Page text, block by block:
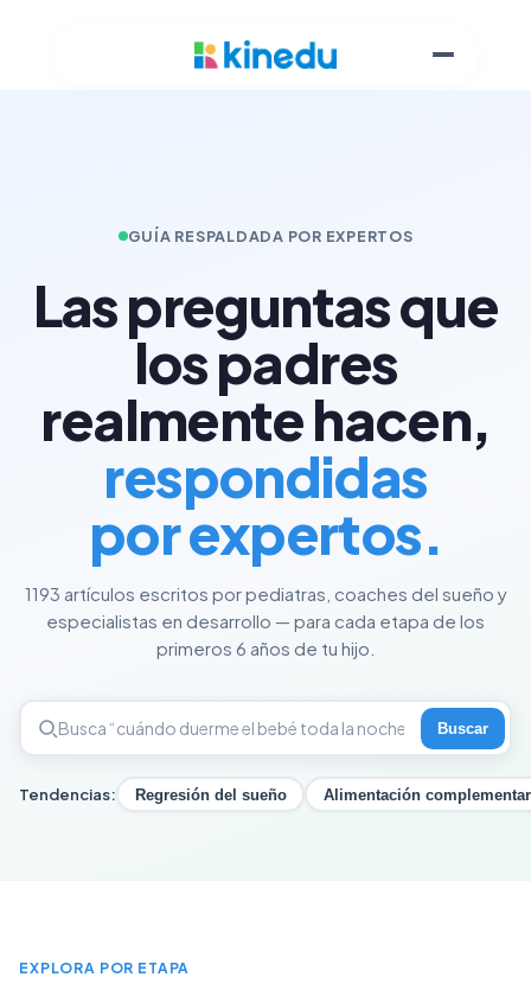
GUÍA RESPALDADA POR EXPERTOS
Las preguntas que
los padres
realmente hacen,
respondidas
por expertos.
1193 artículos escritos por pediatras, coaches del sueño y
especialistas en desarrollo — para cada etapa de los
primeros 6 años de tu hijo.
Buscar
Tendencias: Regresión del sueño Alimentación
EXPLORA POR ETAPA